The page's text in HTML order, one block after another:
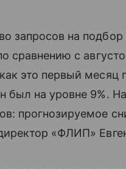
запросов на
сравнению с
это первый месяц
был на уровне 9%.
прогнозируемое
«ФЛИП»